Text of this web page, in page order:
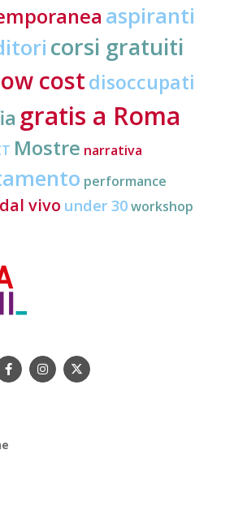
aspiranti
corsi gratuiti
costdisoccupati
gratis a Roma
Mostre narrativa
performance
vivo under 30workshop